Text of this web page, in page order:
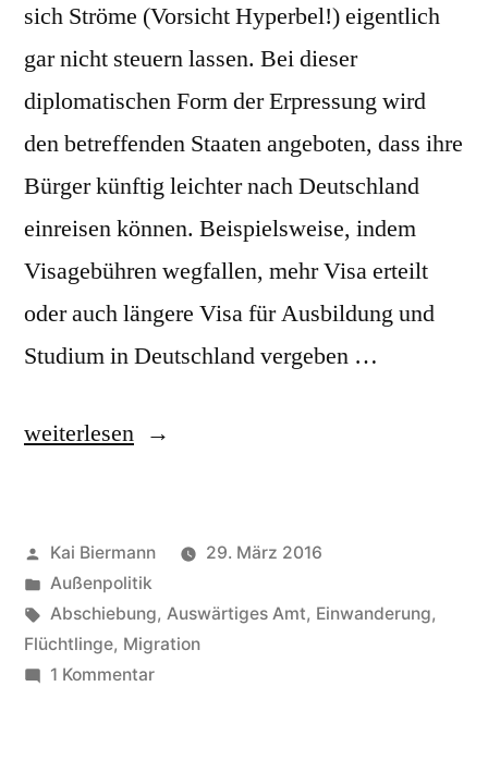
sich Ströme (Vorsicht Hyperbel!) eigentlich
gar nicht steuern lassen. Bei dieser
diplomatischen Form der Erpressung wird
den betreffenden Staaten angeboten, dass ihre
Bürger künftig leichter nach Deutschland
einreisen können. Beispielsweise, indem
Visagebühren wegfallen, mehr Visa erteilt
oder auch längere Visa für Ausbildung und
Studium in Deutschland vergeben …
„Mobilitätspartnerschaft“
weiterlesen
Veröffentlicht
von
Kai Biermann
29. März 2016
Veröffentlicht
in
Außenpolitik
Schlagwörter:
Abschiebung, Auswärtiges Amt, Einwanderung,
Flüchtlinge, Migration
1 Kommentarzu